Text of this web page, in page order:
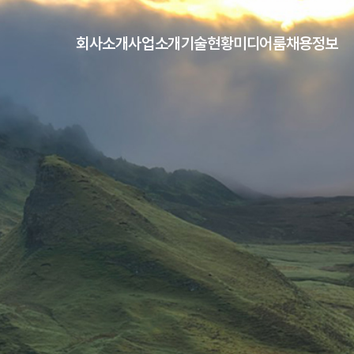
회사소개사업소개 기술현황미디어룸채용정보